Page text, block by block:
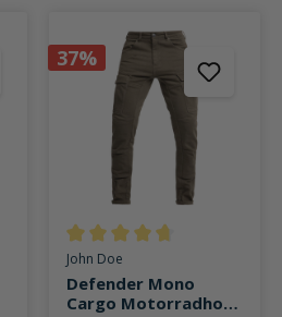
von 3.8 von 5 Sternen
37%
Durchschnittliche Bewertung
John Doe
Defender Mono
Cargo Motorradhose